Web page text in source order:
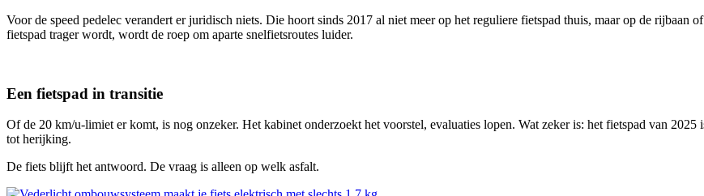
Voor de speed pedelec verandert er juridisch niets. Die hoort sinds 2017 al niet meer op het reguliere fietspad thuis, maar op de rijbaan
fietspad trager wordt, wordt de roep om aparte snelfietsroutes luider.
Een fietspad in transitie
Of de 20 km/u-limiet er komt, is nog onzeker. Het kabinet onderzoekt het voorstel, evaluaties lopen. Wat zeker is: het fietspad van
tot herijking.
De fiets blijft het antwoord. De vraag is alleen op welk asfalt.